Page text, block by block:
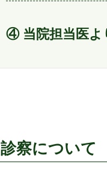
④ 当院担当医よ
診察について